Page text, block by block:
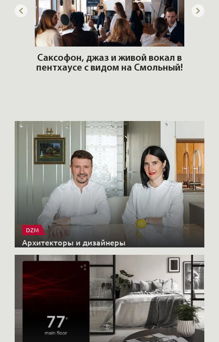
Саксофон, джаз и живой вокал в
пентхаусе с видом на Смольный!
DZM
Архитекторы и дизайнеры